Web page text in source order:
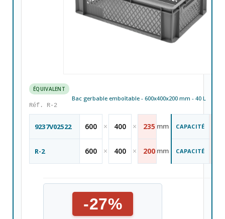
ÉQUIVALENT
Bac gerbable emboîtable - 600x400x200 mm - 40 L
Réf. R-2
9237V02522 600 × 400 × 235 mm CAPACITÉ
R-2 600 × 400 × 200 mm CAPACITÉ
-27%